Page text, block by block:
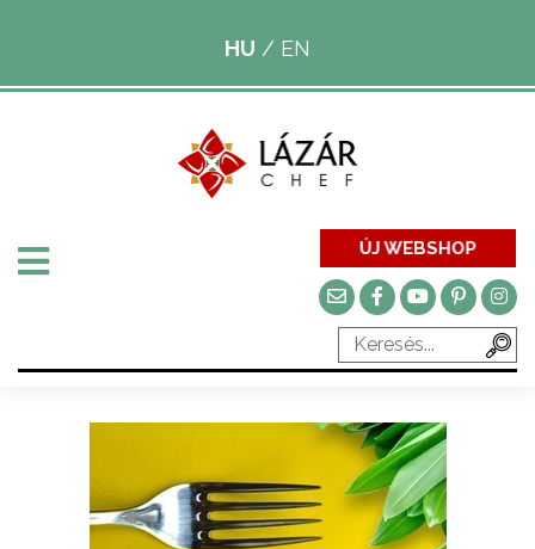
HU / EN
ÚJ WEBSHOP